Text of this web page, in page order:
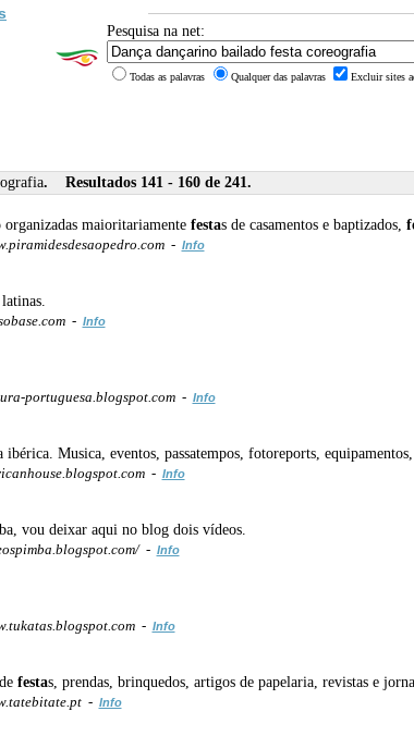
Pesquisa na net:
Todas as palavras Qualquer das palavras Excluir sites
. Resultados 141 - 160 de 241.
maioritariamente festas de casamentos e baptizados,
- Info
- Info
portuguesa.blogspot.com - Info
Musica, eventos, passatempos, fotoreports,
- Info
vou deixar aqui no blog dois vídeos.
- Info
- Info
festas, prendas, brinquedos, artigos de papelaria, revistas e
- Info